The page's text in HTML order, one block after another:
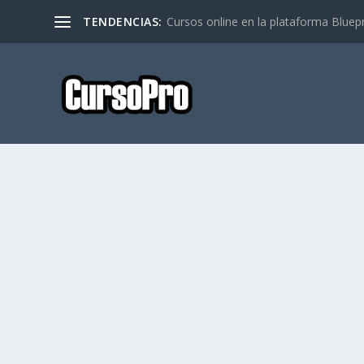
TENDENCIAS: Cursos online en la plataforma